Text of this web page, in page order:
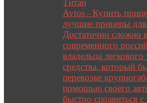
Титан
Avtos – Купить
лучшие прицепы для
Достаточно сложно
современного
владельца
средства, который
перевозке
помощью своего
быстро справиться